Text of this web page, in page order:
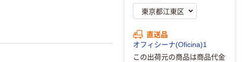
直送品
オフィシーナ(Oficina)1
この出荷元の商品は商品代金